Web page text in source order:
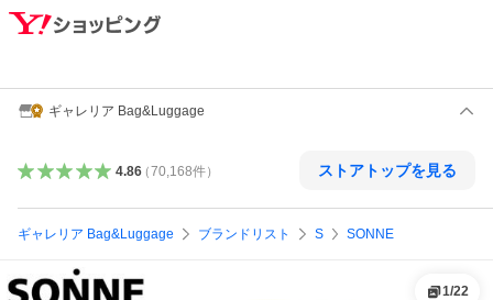
ギャレリア Bag&Luggage
4.86（70,168件） ストアトップを見る
ギャレリア Bag&Luggage ブランドリスト S SONNE
1/22